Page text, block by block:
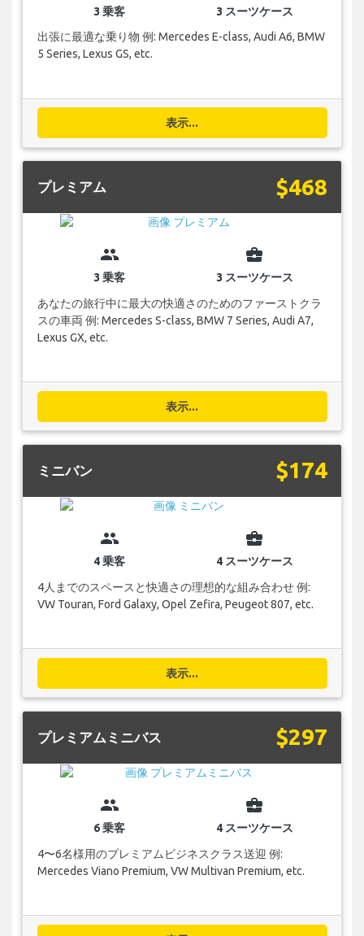
3 乗客
3 スーツケース
出張に最適な乗り物 例: Mercedes E-class, Audi A6, BMW
5 Series, Lexus GS, etc.
表示...
プレミアム $468
group
3 乗客
business_center
3 スーツケース
あなたの旅行中に最大の快適さのためのファーストクラ
スの車両 例: Mercedes S-class, BMW 7 Series, Audi A7,
Lexus GX, etc.
表示...
ミニバン $174
group
4 乗客
business_center
4 スーツケース
4人までのスペースと快適さの理想的な組み合わせ 例:
VW Touran, Ford Galaxy, Opel Zefira, Peugeot 807, etc.
表示...
プレミアムミニバス $297
group
6 乗客
business_center
4 スーツケース
4〜6名様用のプレミアムビジネスクラス送迎 例:
Mercedes Viano Premium, VW Multivan Premium, etc.